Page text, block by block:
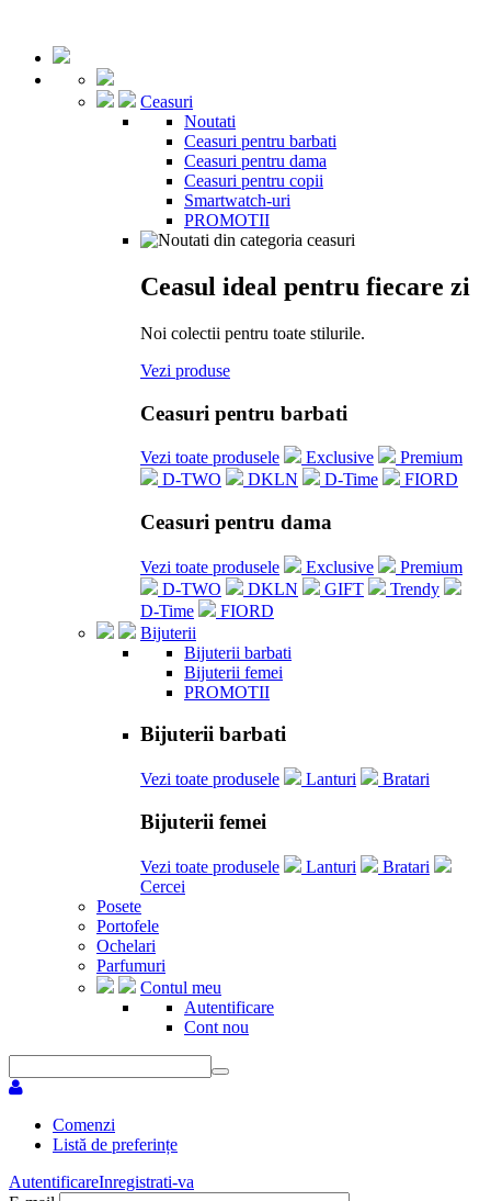
Ceasuri
Noutati
Ceasuri pentru barbati
Ceasuri pentru dama
Ceasuri pentru copii
Smartwatch-uri
PROMOTII
Ceasul ideal pentru fiecare zi
Noi colectii pentru toate stilurile.
Vezi produse
Ceasuri pentru barbati
Vezi toate produsele Exclusive
Premium
D-TWO
DKLN D-Time FIORD
Ceasuri pentru dama
Vezi toate produsele Exclusive
Premium
D-TWO
DKLN GIFT
Trendy
D-Time
FIORD
Bijuterii
Bijuterii barbati
Bijuterii femei
PROMOTII
Bijuterii barbati
Vezi toate produsele Lanturi Bratari
Bijuterii femei
Vezi toate produsele Lanturi
Bratari
Cercei
Posete
Portofele
Ochelari
Parfumuri
Contul meu
Autentificare
Cont nou
Comenzi
Listă de preferințe
AutentificareInregistrati-va